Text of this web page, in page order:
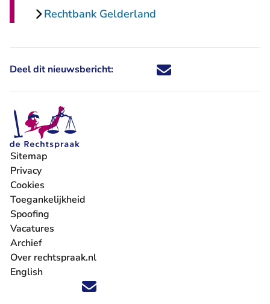
Rechtbank Gelderland
Deel dit nieuwsbericht: Deel dit nieuwsbericht via X -
Deel dit nieuwsbericht via
Deel dit nieuwsbericht
Deel dit
Volg ons op X (Twitter) - U verlaat Rechtspraak.nl
Volg ons op Facebook - U verlaat Rechtspraak.nl
Volg ons op Instagram - U verlaat Rechtspraak.nl
Volg ons op Youtube - U verlaat Rechtspraak.nl
Volg ons op LinkedIn - U verlaat
'Blijf op de hoogte' nieuwsbrief - U verlaat
Sitemap
Privacy
Cookies
Toegankelijkheid
Spoofing
Vacatures
- U verlaat Rechtspraak.nl
Archief
Over rechtspraak.nl
English